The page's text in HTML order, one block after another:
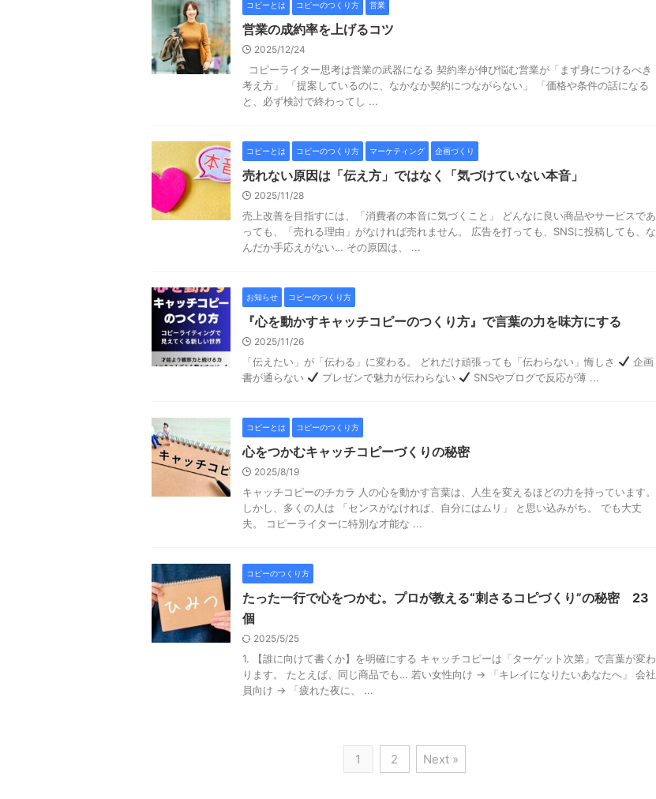
コピーとは コピーのつくり方 営業
営業の成約率を上げるコツ
2025/12/24
コピーライター思考は営業の武器になる 契約率が伸び悩む営業が「まず身につけるべき
考え方」 「提案しているのに、なかなか契約につながらない」 「価格や条件の話になる
と、必ず検討で終わってし ...
コピーとは コピーのつくり方 マーケティング 企画づくり
売れない原因は「伝え方」ではなく「気づけていない本音」
2025/11/28
売上改善を目指すには、「消費者の本音に気づくこと」 どんなに良い商品やサービスであ
っても、「売れる理由」がなければ売れません。 広告を打っても、SNSに投稿しても、な
んだか手応えがない… その原因は、 ...
お知らせ コピーのつくり方
『心を動かすキャッチコピーのつくり方』で言葉の力を味方にする
2025/11/26
「伝えたい」が「伝わる」に変わる。 どれだけ頑張っても「伝わらない」悔しさ
企画
書が通らない
プレゼンで魅力が伝わらない SNSやブログで反応が薄 ...
コピーとは コピーのつくり方
心をつかむキャッチコピーづくりの秘密
2025/8/19
キャッチコピーのチカラ 人の心を動かす言葉は、人生を変えるほどの力を持っています。
しかし、多くの人は 「センスがなければ、自分にはムリ」 と思い込みがち。 でも大丈
夫。 コピーライターに特別な才能な ...
コピーのつくり方
たった一行で心をつかむ。プロが教える“刺さるコピづくり”の秘密 23
個
2025/5/25
1. 【誰に向けて書くか】を明確にする キャッチコピーは「ターゲット次第」で言葉が変わ
ります。 たとえば、同じ商品でも… 若い女性向け → 「キレイになりたいあなたへ」 会社
員向け → 「疲れた夜に、 ...
1 2 Next »